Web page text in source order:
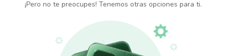
¡Pero no te preocupes! Tenemos otras opciones para ti.